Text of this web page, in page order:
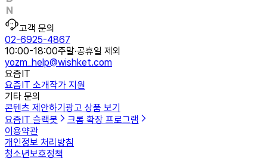
고객 문의
02-6925-4867
10:00-18:00주말·공휴일 제외
yozm_help@wishket.com
요즘IT
요즘IT 소개작가 지원
기타 문의
콘텐츠 제안하기 광고 상품 보기
요즘IT 슬랙봇
크롬 확장 프로그램
이용약관
개인정보 처리방침
청소년보호정책